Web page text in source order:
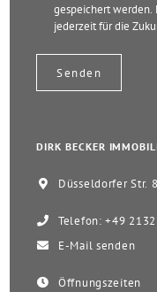
gespeichert werden.
jederzeit für die
DIRK BECKER
Düsseldorfer Str.
Telefon: +49
E-Mail senden
Öffnungszeiten